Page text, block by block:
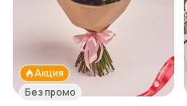
Акция
Без промо